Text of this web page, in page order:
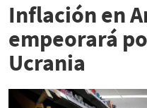
Inflación en
empeorará
Ucrania